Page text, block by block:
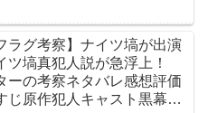
ラグ考察】ナイツ塙が出演
ツ塙真犯人説が急浮上！
ーの考察ネタバレ感想評価
じ原作犯人キャスト黒幕伏